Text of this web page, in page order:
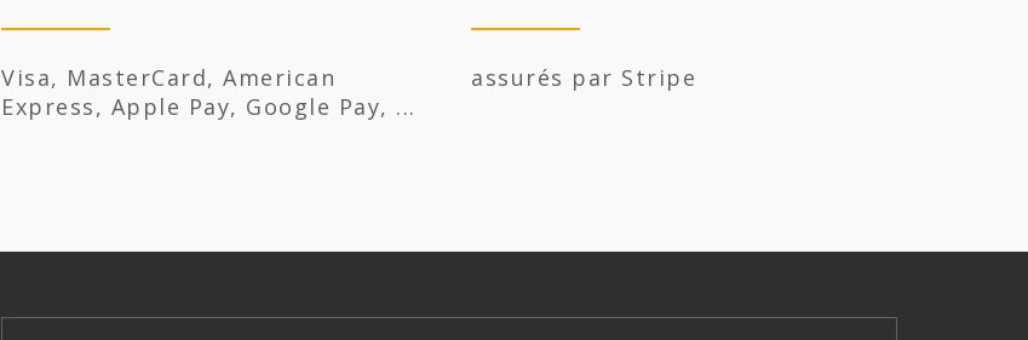
Visa, MasterCard, American
Express, Apple Pay, Google Pay, ...
assurés par Stripe